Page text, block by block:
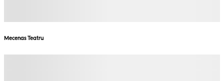
Mecenas Teatru